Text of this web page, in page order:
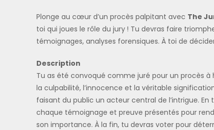
Plonge au cœur d’un procès palpitant avec The
toi qui joues le rôle du jury ! Tu devras faire
témoignages, analyses forensiques. À toi de
Description
Tu as été convoqué comme juré pour un procès
la culpabilité, l’innocence et la véritable
faisant du public un acteur central de l’intrigue.
chaque témoignage et preuve présentés pour
son importance. À la fin, tu devras voter pour